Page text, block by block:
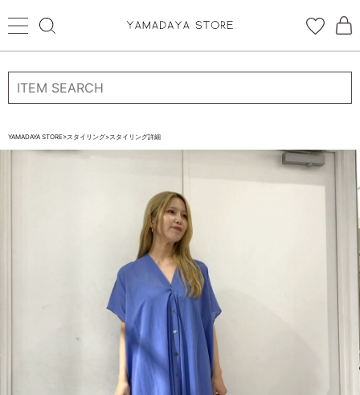
ログイン 新規会員登録
お気に入り
STORE BRAND・LABELから探す
YAMADAYA STORE>スタイリング>スタイリング詳細